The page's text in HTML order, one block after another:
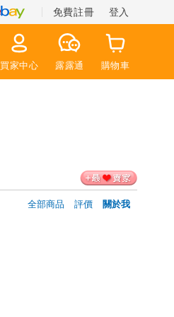
免費註冊 登入
買家中心 露露通 購物車
全部商品 評價 關於我